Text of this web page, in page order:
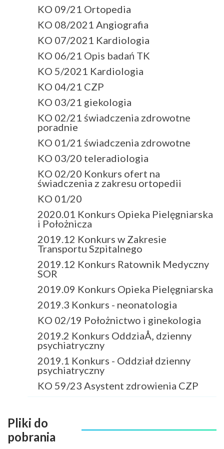
KO 09/21 Ortopedia
KO 08/2021 Angiografia
KO 07/2021 Kardiologia
KO 06/21 Opis badań TK
KO 5/2021 Kardiologia
KO 04/21 CZP
KO 03/21 giekologia
KO 02/21 świadczenia zdrowotne
poradnie
KO 01/21 świadczenia zdrowotne
KO 03/20 teleradiologia
KO 02/20 Konkurs ofert na
świadczenia z zakresu ortopedii
KO 01/20
2020.01 Konkurs Opieka Pielęgniarska
i Położnicza
2019.12 Konkurs w Zakresie
Transportu Szpitalnego
2019.12 Konkurs Ratownik Medyczny
SOR
2019.09 Konkurs Opieka Pielęgniarska
2019.3 Konkurs - neonatologia
KO 02/19 Położnictwo i ginekologia
2019.2 Konkurs OddziaÅ‚ dzienny
psychiatryczny
2019.1 Konkurs - Oddział dzienny
psychiatryczny
KO 59/23 Asystent zdrowienia CZP
Pliki do
pobrania